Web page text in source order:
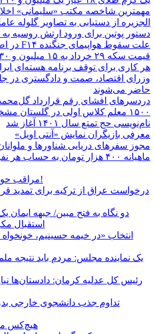
مهمترین شاخصه مکتب «سلیمانی»
الجزیره از دستیابی به تصاویر گلوله
دستور پوتین برای ورود ارتش روسیه
علت سقوط هواپیمای جنگنده F۱۴ در اصفهان مشخص شد
قیمت سکه ۲۹ خرداد به ۱۵ میلیون و ۴۳۰ هزار تومان رسید
هر کاری برای توقف برنامه هسته‌ای
حاضر می‌شوند
دردسرهای افشای رقم قرارداد
۱۵۰۰ معلم کلاس اولی در گلستان مشخص شدند
نام‌نویسی حج تمتع سال ۱۴۰۱ آغاز شد
معرفی بازیگران نمایش «آنتی اویل»
مجوز سفرهای دریایی شناورها و
ماهیانه ۴۰۰ هزار تومان به حساب هر نفر واریز می‌شود
مراقب حواشی «سلول درمانی» باشید!
درخواست عراق از ترکیه برای تمدید
دو نگاه به فتح مبین/ جبهه ایمان
استقبال
انتخاب «در خیمه حسینیم، خونخواه
یک نماینده مجلس: مردم باید نتیجه
رئیس کل عدلیه کرمان: دادستان‌ها
تداوم جذب دانشجوی خارجی
هیچ‌کس